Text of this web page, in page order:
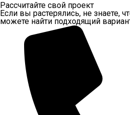
Рассчитайте свой проект
Если вы растерялись, не знаете,
можете найти подходящий